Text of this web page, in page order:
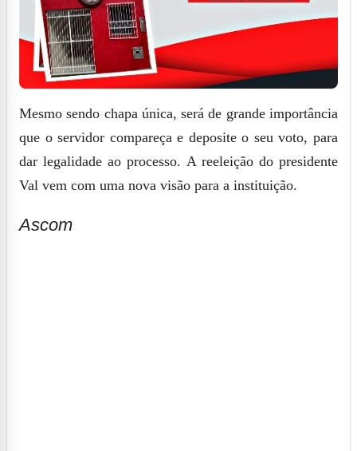
Mesmo sendo chapa única, será de grande importância
que o servidor compareça e deposite o seu voto, para
dar legalidade ao processo. A reeleição do presidente
Val vem com uma nova visão para a instituição.
Ascom